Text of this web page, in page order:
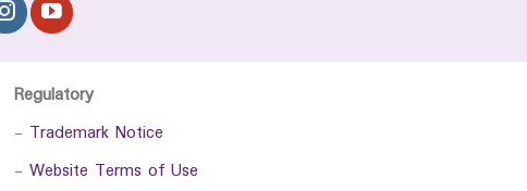
Regulatory
- Trademark Notice
- Website Terms of Use